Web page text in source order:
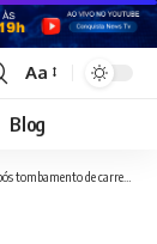
Font
Resizer
Aa
Blog
de carreta na BR-116